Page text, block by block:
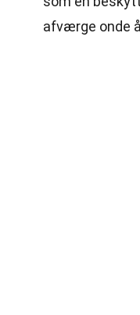
afværge onde